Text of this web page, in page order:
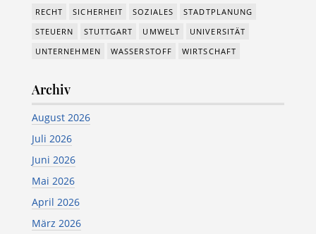
RECHT SICHERHEIT SOZIALES
STADTPLANUNG
STEUERN
STUTTGART UMWELT
UNIVERSITÄT
UNTERNEHMEN
WASSERSTOFF WIRTSCHAFT
Archiv
August 2026
Juli 2026
Juni 2026
Mai 2026
April 2026
März 2026